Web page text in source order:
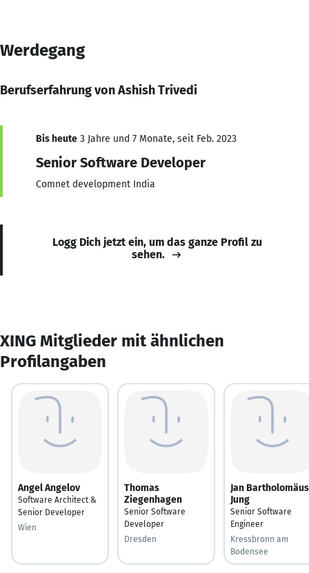
Werdegang
Berufserfahrung von Ashish Trivedi
Bis heute 3 Jahre und 7 Monate, seit Feb. 2023
Senior Software Developer
Comnet development India
Logg Dich jetzt ein, um das ganze Profil zu
sehen.
XING Mitglieder mit ähnlichen
Profilangaben
Angel Angelov
Software Architect &
Senior Developer
Wien
Thomas
Ziegenhagen
Senior Software
Developer
Dresden
Jan
Jung
Senior Software
Engineer
Kressbronn am
Bodensee